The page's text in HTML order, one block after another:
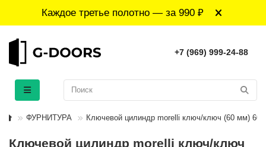
Каждое третье полотно — за 990 ₽
+7 (969) 999-24-88
ФУРНИТУРА Ключевой цилиндр morelli ключ/ключ (60 мм) 60C
Ключевой цилиндр morelli ключ/ключ